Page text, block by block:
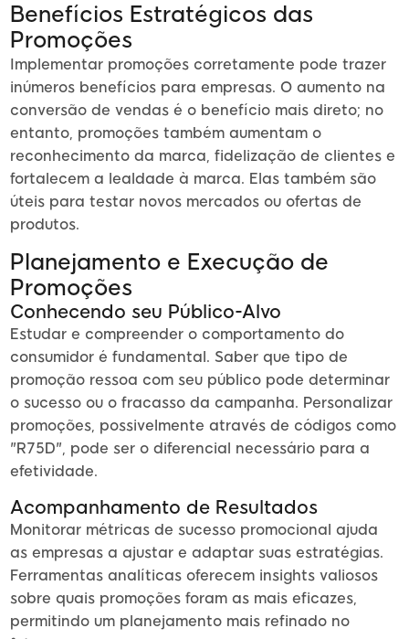
Benefícios Estratégicos das
Promoções
Implementar promoções corretamente pode trazer
inúmeros benefícios para empresas. O aumento na
conversão de vendas é o benefício mais direto; no
entanto, promoções também aumentam o
reconhecimento da marca, fidelização de clientes e
fortalecem a lealdade à marca. Elas também são
úteis para testar novos mercados ou ofertas de
produtos.
Planejamento e Execução de
Promoções
Conhecendo seu Público-Alvo
Estudar e compreender o comportamento do
consumidor é fundamental. Saber que tipo de
promoção ressoa com seu público pode determinar
o sucesso ou o fracasso da campanha. Personalizar
promoções, possivelmente através de códigos como
"R75D", pode ser o diferencial necessário para a
efetividade.
Acompanhamento de Resultados
Monitorar métricas de sucesso promocional ajuda
as empresas a ajustar e adaptar suas estratégias.
Ferramentas analíticas oferecem insights valiosos
sobre quais promoções foram as mais eficazes,
permitindo um planejamento mais refinado no